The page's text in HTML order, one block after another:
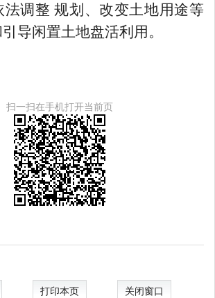
法调整 规划、改变土地用途等
导闲置土地盘活利用。
扫一扫在手机打开当前页
打印本页 关闭窗口